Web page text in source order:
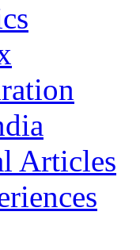
Articles